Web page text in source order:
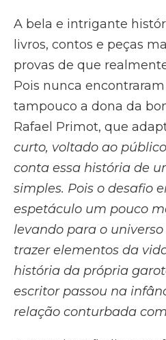
A bela e intrigante
livros, contos e peças
provas de que
Pois nunca
tampouco a dona da
Rafael Primot, que
curto, voltado ao
conta essa história de
simples. Pois o desafio
espetáculo um pouco
levando para o
trazer elementos da
história da própria
escritor passou na
relação conturbada